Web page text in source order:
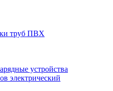
труб ПВХ
устройства
электрический